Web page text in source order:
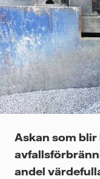
Krönikor
Kundcase
Videor
Om oss
Vattenfall.se
Askan som
andel